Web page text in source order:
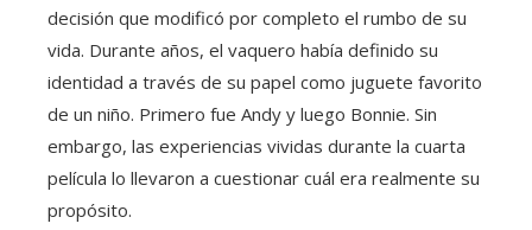
decisión que modificó por completo el rumbo de su
vida. Durante años, el vaquero había definido su
identidad a través de su papel como juguete favorito
de un niño. Primero fue Andy y luego Bonnie. Sin
embargo, las experiencias vividas durante la cuarta
película lo llevaron a cuestionar cuál era realmente su
propósito.